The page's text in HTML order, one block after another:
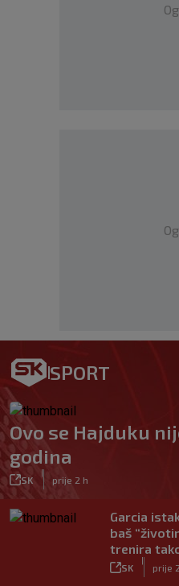
SPORT
Ovo se Hajduku
godina
SK prije 2 h
Garcia
baš
trenira
SK prije